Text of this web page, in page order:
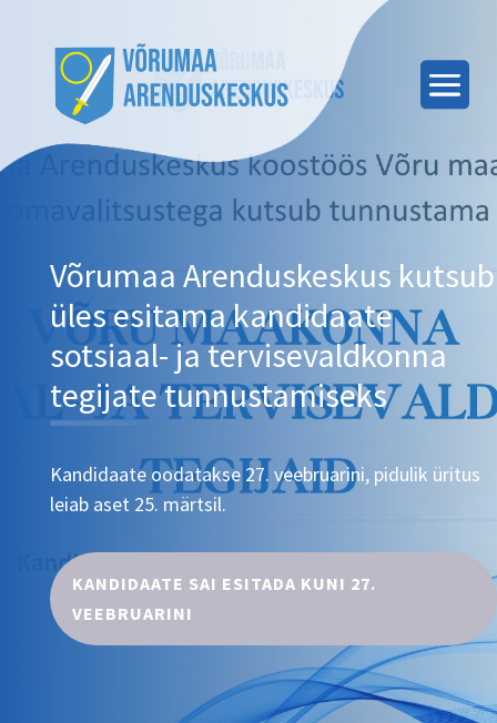
Võrumaa Arenduskeskus kutsub
üles esitama kandidaate
sotsiaal- ja tervisevaldkonna
tegijate tunnustamiseks
Kandidaate oodatakse 27. veebruarini, pidulik üritus
leiab aset 25. märtsil.
KANDIDAATE SAI ESITADA KUNI 27.
VEEBRUARINI